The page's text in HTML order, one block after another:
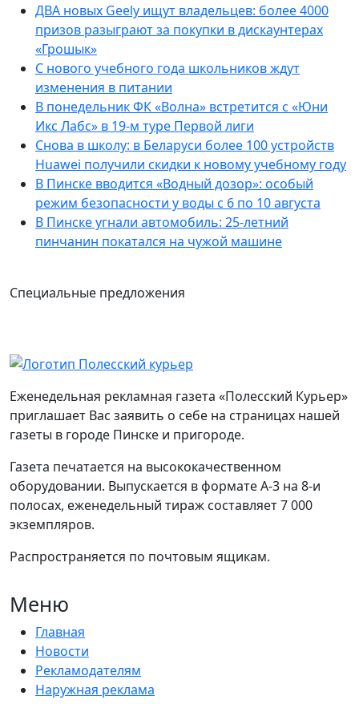
Специальные предложения
ДВА новых Geely ищут владельцев: более 4000
призов разыграют за покупки в дискаунтерах
«Грошык»
С нового учебного года школьников ждут
изменения в питании
В понедельник ФК «Волна» встретится с «Юни
Икс Лабс» в 19-м туре Первой лиги
Снова в школу: в Беларуси более 100 устройств
Huawei получили скидки к новому учебному году
В Пинске вводится «Водный дозор»: особый
режим безопасности у воды с 6 по 10 августа
В Пинске угнали автомобиль: 25-летний
пинчанин покатался на чужой машине
Еженедельная рекламная газета «Полесский Курьер»
приглашает Вас заявить о себе на страницах нашей
газеты в городе Пинске и пригороде.
Газета печатается на высококачественном
оборудовании. Выпускается в формате А-3 на 8-и
полосах, еженедельный тираж составляет 7 000
экземпляров.
Распространяется по почтовым ящикам.
Меню
Главная
Новости
Рекламодателям
Наружная реклама